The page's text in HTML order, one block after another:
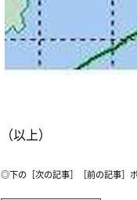
（以上）
◎下の［次の記事］［前の記事］